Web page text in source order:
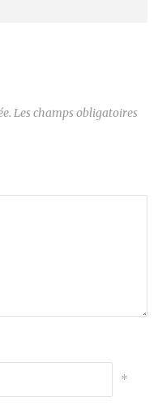
Les champs obligatoires
*